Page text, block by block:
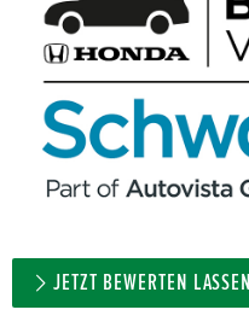
JETZT BEWERTEN LASSEN